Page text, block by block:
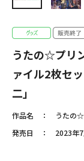
うたの☆プリ
ァイル2枚セ
二」
作品名
うたの
発売日
2023年